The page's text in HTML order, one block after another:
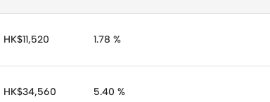
HK$11,520 1.78 %
HK$34,560 5.40 %